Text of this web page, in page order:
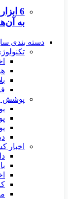
6
به
دسته بندی
پوشش
اخبار